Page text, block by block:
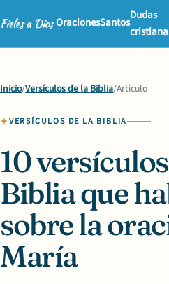
OracionesSantos
Dudas
Inicio/Versículos de la Biblia/Artículo
VERSÍCULOS DE LA BIBLIA
10
Biblia que
sobre la
María